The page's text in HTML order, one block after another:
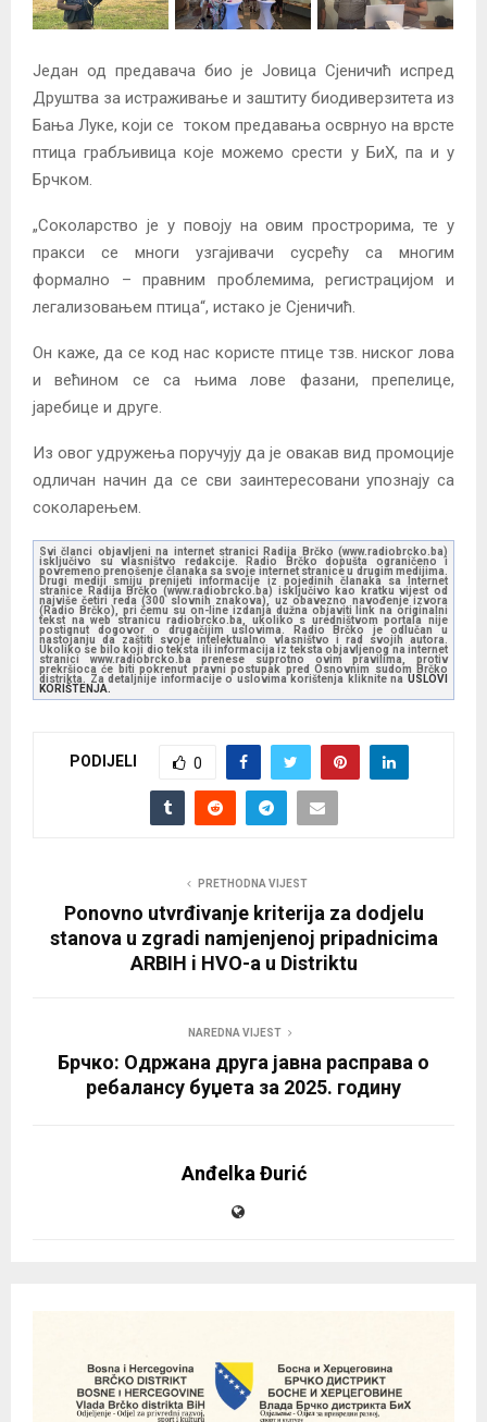
Један од предавача био је Јовица Сјеничић испред
Друштва за истраживање и заштиту биодиверзитета из
Бања Луке, који се током предавања осврнуо на врсте
птица грабљивица које можемо срести у БиХ, па и у
Брчком.
„Соколарство је у повоју на овим прострорима, те у
пракси се многи узгајивачи сусрећу са многим
формално – правним проблемима, регистрацијом и
легализовањем птица“, истако је Сјеничић.
Он каже, да се код нас користе птице тзв. ниског лова
и већином се са њима лове фазани, препелице,
јаребице и друге.
Из овог удружења поручују да је овакав вид промоције
одличан начин да се сви заинтересовани упознају са
соколарењем.
Svi članci objavljeni na internet stranici Radija Brčko (www.radiobrcko.ba)
isključivo su vlasništvo redakcije. Radio Brčko dopušta ograničeno i
povremeno prenošenje članaka sa svoje internet stranice u drugim medijima.
Drugi mediji smiju prenijeti informacije iz pojedinih članaka sa Internet
stranice Radija Brčko (www.radiobrcko.ba) isključivo kao kratku vijest od
najviše četiri reda (300 slovnih znakova), uz obavezno navođenje izvora
(Radio Brčko), pri čemu su on-line izdanja dužna objaviti link na originalni
tekst na web stranicu radiobrcko.ba, ukoliko s uredništvom portala nije
postignut dogovor o drugačijim uslovima. Radio Brčko je odlučan u
nastojanju da zaštiti svoje intelektualno vlasništvo i rad svojih autora.
Ukoliko se bilo koji dio teksta ili informacija iz teksta objavljenog na internet
stranici www.radiobrcko.ba prenese suprotno ovim pravilima, protiv
prekršioca će biti pokrenut pravni postupak pred Osnovnim sudom Brčko
distrikta. Za detaljnije informacije o uslovima korištenja kliknite na USLOVI
KORIŠTENJA.
PODIJELI 0
PRETHODNA VIJEST
Ponovno utvrđivanje kriterija za dodjelu
stanova u zgradi namjenjenoj pripadnicima
ARBIH i HVO-a u Distriktu
NAREDNA VIJEST
Брчко: Одржана друга јавна расправа о
ребалансу буџета за 2025. годину
Anđelka Đurić